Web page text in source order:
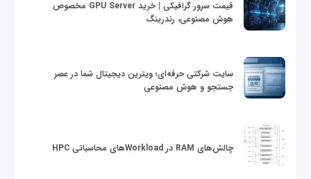
قیمت سرور گرافیکی | خرید GPU Server مخصوص
هوش مصنوعی، رندرینگ
سایت شرکتی حرفه‌ای؛ ویترین دیجیتال شما در عصر
جستجو و هوش مصنوعی
چالش‌های RAM در Workloadهای محاسباتی HPC